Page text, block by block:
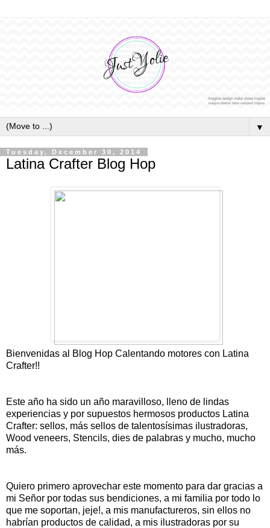
▼
Tuesday, December 30, 2014
Latina Crafter Blog Hop
Bienvenidas al Blog Hop Calentando motores con Latina
Crafter!!
Este año ha sido un año maravilloso, lleno de lindas
experiencias y por supuestos hermosos productos Latina
Crafter: sellos, más sellos de talentosísimas ilustradoras,
Wood veneers, Stencils, dies de palabras y mucho, mucho
más.
Quiero primero aprovechar este momento para dar gracias a
mi Señor por todas sus bendiciones, a mi familia por todo lo
que me soportan, jeje!, a mis manufactureros, sin ellos no
habrían productos de calidad, a mis ilustradoras por su